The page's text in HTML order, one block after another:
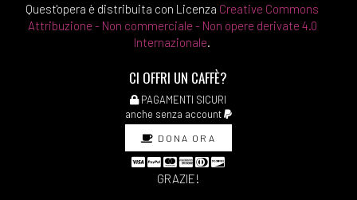
Quest'opera è distribuita con Licenza Creative Commons
Attribuzione - Non commerciale - Non opere derivate 4.0
Internazionale
CI OFFRI UN CAFFÈ?
PAGAMENTI SICURI
anche senza account
DONA ORA
GRAZIE!